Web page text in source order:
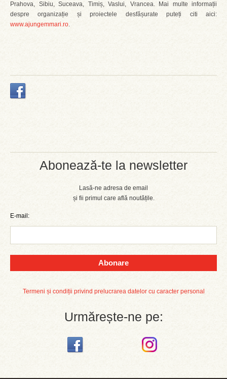
Abonează-te la newsletter
Lasă-ne adresa de email
și fii primul care află noutățile.
E-mail:
Abonare
Termeni și condiții privind prelucrarea datelor cu caracter personal
Urmărește-ne pe:
Prahova, Sibiu, Suceava, Timiș, Vaslui, Vrancea. Mai multe informații
despre organizație și proiectele desfășurate puteți citi aici:
www.ajungemmari.ro.